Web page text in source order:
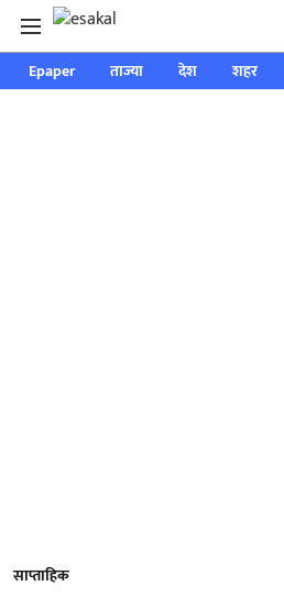
Epaper ताज्या देश शहर
साप्ताहिक